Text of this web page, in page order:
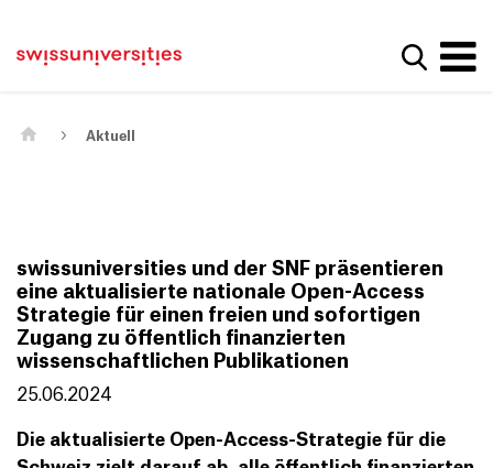
Main Navigation
Inhalt
Metanavigation
Suche
Aktuell
swissuniversities und der SNF präsentieren
eine aktualisierte nationale Open-Access
Strategie für einen freien und sofortigen
Zugang zu öffentlich finanzierten
wissenschaftlichen Publikationen
25.06.2024
Die aktualisierte Open-Access-Strategie für die